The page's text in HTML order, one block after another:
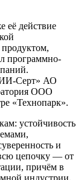
её действие
программно-
Серт» АО
ООО
«Технопарк».
устойчивость
и
цепочку — от
причём в
индустрии,